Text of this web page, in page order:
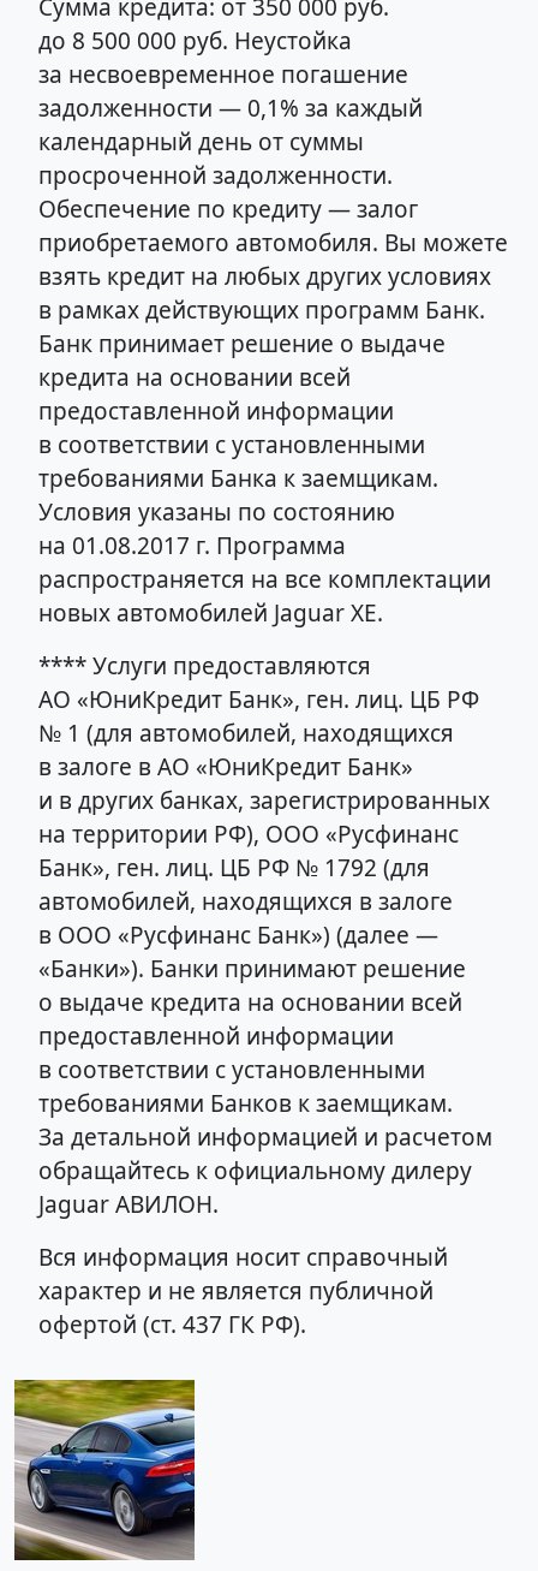
Сумма кредита: от 350 000 руб.
до 8 500 000 руб. Неустойка
за несвоевременное погашение
задолженности — 0,1% за каждый
календарный день от суммы
просроченной задолженности.
Обеспечение по кредиту — залог
приобретаемого автомобиля. Вы можете
взять кредит на любых других условиях
в рамках действующих программ Банк.
Банк принимает решение о выдаче
кредита на основании всей
предоставленной информации
в соответствии с установленными
требованиями Банка к заемщикам.
Условия указаны по состоянию
на 01.08.2017 г. Программа
распространяется на все комплектации
новых автомобилей Jaguar XE.
**** Услуги предоставляются
АО «ЮниКредит Банк», ген. лиц. ЦБ РФ
№ 1 (для автомобилей, находящихся
в залоге в АО «ЮниКредит Банк»
и в других банках, зарегистрированных
на территории РФ), ООО «Русфинанс
Банк», ген. лиц. ЦБ РФ № 1792 (для
автомобилей, находящихся в залоге
в ООО «Русфинанс Банк») (далее —
«Банки»). Банки принимают решение
о выдаче кредита на основании всей
предоставленной информации
в соответствии с установленными
требованиями Банков к заемщикам.
За детальной информацией и расчетом
обращайтесь к официальному дилеру
Jaguar АВИЛОН.
Вся информация носит справочный
характер и не является публичной
офертой (ст. 437 ГК РФ).